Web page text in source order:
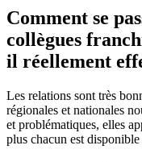
Comment se
collègues
il réellement
Les relations sont très
régionales et nationales
et problématiques, elles
plus chacun est